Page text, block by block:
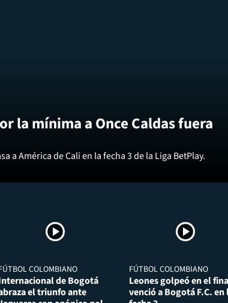
la mínima a Once Caldas fuera
a América de Cali en la fecha 3 de la Liga BetPlay.
COLOMBIANO
de Bogotá
el triunfo ante
FÚTBOL COLOMBIANO
Leones golpeó en el
venció a Bogotá F.C. en